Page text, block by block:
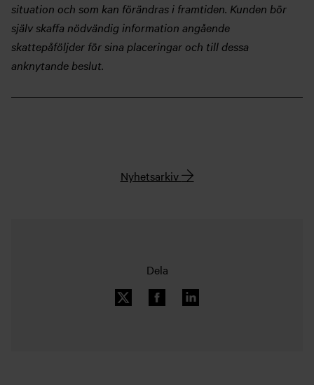
situation och som kan förändras i framtiden. Kunden bör
själv skaffa nödvändig information angående
skattepåföljder för sina placeringar och till dessa
anknytande beslut.
Nyhetsarkiv
Dela